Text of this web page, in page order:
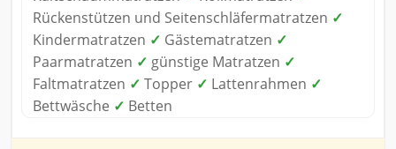
Rückenstützen und Seitenschläfermatratzen ✓
Kindermatratzen ✓ Gästematratzen ✓
Paarmatratzen ✓ günstige Matratzen ✓
Faltmatratzen ✓ Topper ✓ Lattenrahmen ✓
Bettwäsche ✓ Betten